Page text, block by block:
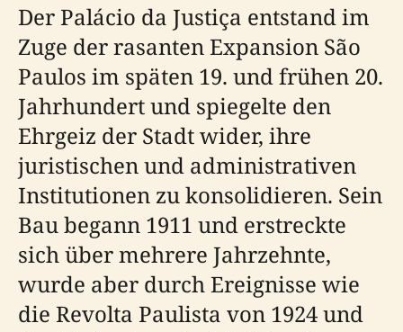
Der Palácio da Justiça entstand im
Zuge der rasanten Expansion São
Paulos im späten 19. und frühen 20.
Jahrhundert und spiegelte den
Ehrgeiz der Stadt wider, ihre
juristischen und administrativen
Institutionen zu konsolidieren. Sein
Bau begann 1911 und erstreckte
sich über mehrere Jahrzehnte,
wurde aber durch Ereignisse wie
die Revolta Paulista von 1924 und